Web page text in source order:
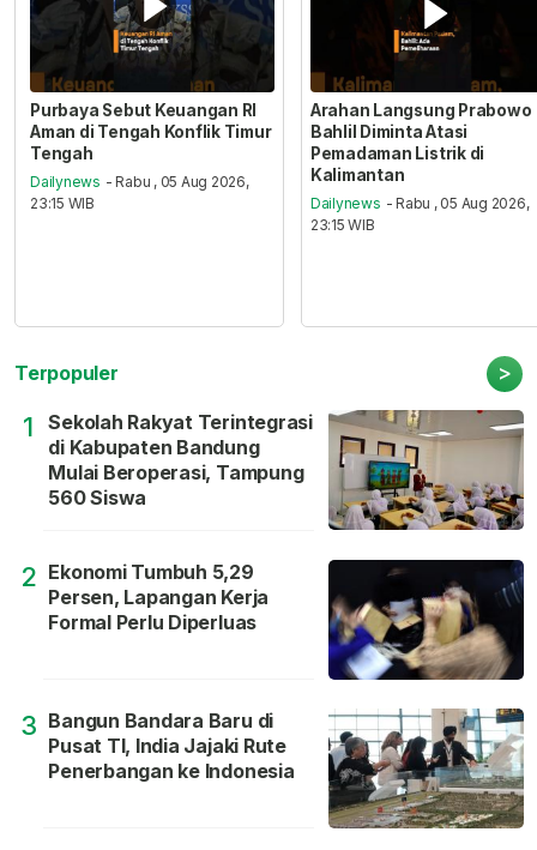
Purbaya Sebut Keuangan RI
Aman di Tengah Konflik Timur
Tengah
Dailynews - Rabu , 05 Aug 2026,
23:15 WIB
Arahan Langsung Prabowo
Bahlil Diminta Atasi
Pemadaman Listrik di
Kalimantan
Dailynews - Rabu , 05 Aug 2026,
23:15 WIB
Terpopuler >
1
Sekolah Rakyat Terintegrasi
di Kabupaten Bandung
Mulai Beroperasi, Tampung
560 Siswa
2 Ekonomi Tumbuh 5,29
Persen, Lapangan Kerja
Formal Perlu Diperluas
3 Bangun Bandara Baru di
Pusat TI, India Jajaki Rute
Penerbangan ke Indonesia